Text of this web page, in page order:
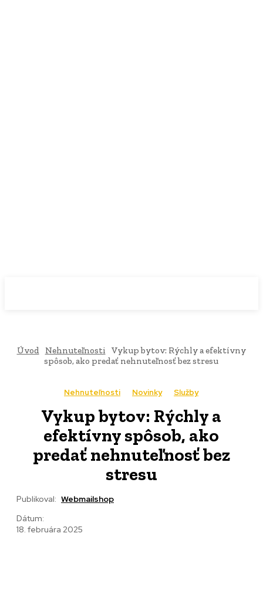
Úvod Nehnuteľnosti
Vykup bytov: Rýchly a efektívny
spôsob, ako predať nehnuteľnosť bez stresu
Nehnuteľnosti Novinky Služby
Vykup bytov: Rýchly a
efektívny spôsob, ako
predať nehnuteľnosť bez
stresu
Publikoval: Webmailshop
Dátum:
18. februára 2025